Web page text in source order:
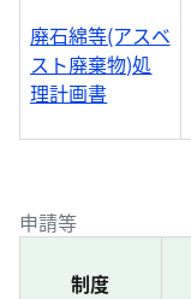
廃石綿等(アスベ
スト廃棄物)処
理計画書
申請等
制度